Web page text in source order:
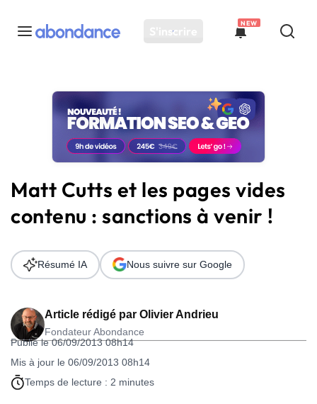
S'inscrire
NEW
Toutes les actus
Actus SEO
Plateforme
Solutions
Ressources
Audit SEO
Matt Cutts et les pages vides
contenu : sanctions à venir !
Article rédigé par Olivier Andrieu
Fondateur Abondance
Publié le 06/09/2013 08h14
Mis à jour le 06/09/2013 08h14
Temps de lecture : 2 minutes
Résumé IA Nous suivre sur Google